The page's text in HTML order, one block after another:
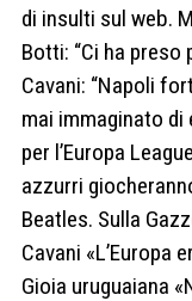
di insulti sul web.
Botti: “Ci ha preso
Cavani: “Napoli
mai immaginato di
per l’Europa
azzurri
Beatles. Sulla
Cavani «L’Europa
Gioia uruguaiana